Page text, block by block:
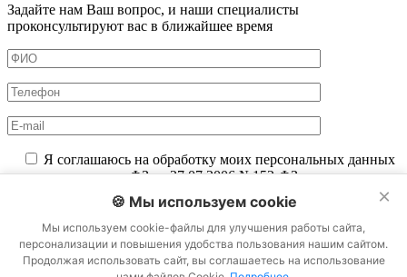
Задайте нам Ваш вопрос, и наши специалисты
проконсультируют вас в ближайшее время
Я соглашаюсь на обработку моих персональных данных
в соответствии с ФЗ от 27.07.2006 №152-ФЗ на условиях и
для целей, определенных
Политикой конфиденциальности
Я соглашаюсь на получение рассылки в соответствии с
ФЗ от 13.03.2006 №38-ФЗ на условиях и для целей,
определенныхПолитикой конфиденциальности.
🍪 Мы используем cookie
Мы используем cookie-файлы для улучшения работы сайта,
персонализации и повышения удобства пользования нашим сайтом.
Продолжая использовать сайт, вы соглашаетесь на использование
×